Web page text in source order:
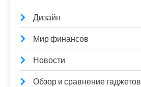
Дизайн
Мир финансов
Новости
Обзор и сравнение гаджетов